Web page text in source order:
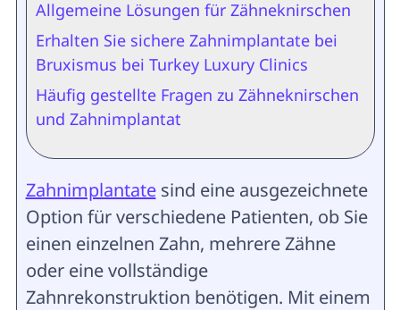
Allgemeine Lösungen für Zähneknirschen
Erhalten Sie sichere Zahnimplantate bei
Bruxismus bei Turkey Luxury Clinics
Häufig gestellte Fragen zu Zähneknirschen
und Zahnimplantat
Zahnimplantatesind eine ausgezeichnete
Option für verschiedene Patienten, ob Sie
einen einzelnen Zahn, mehrere Zähne
oder eine vollständige
Zahnrekonstruktion benötigen. Mit einem